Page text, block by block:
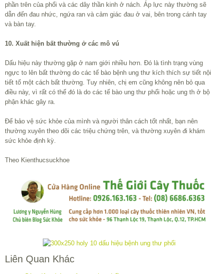
phần trên của phổi và các dây thần kinh ở nách. Áp lực này thường sẽ
dẫn đến đau nhức, ngứa ran và cảm giác đau ở vai, bên trong cánh tay
và bàn tay.
10. Xuất hiện bất thường ở các mô vú
Dấu hiệu này thường gặp ở nam giới nhiều hơn. Đó là tình trạng vùng
ngực to lên bất thường do các tế bào bệnh ung thư kích thích sự tiết nội
tiết tố một cách bất thường. Tuy nhiên, chị em cũng không nên bỏ qua
điều này, vì rất có thể đó là do các tế bào ung thư phổi hoặc ung th ở bộ
phận khác gây ra.
Để bảo vệ sức khỏe của mình và người thân cách tốt nhất, bạn nên
thường xuyên theo dõi các triệu chứng trên, và thường xuyên đi khám
sức khỏe định kỳ.
Theo Kienthucsuckhoe
Liên Quan Khác